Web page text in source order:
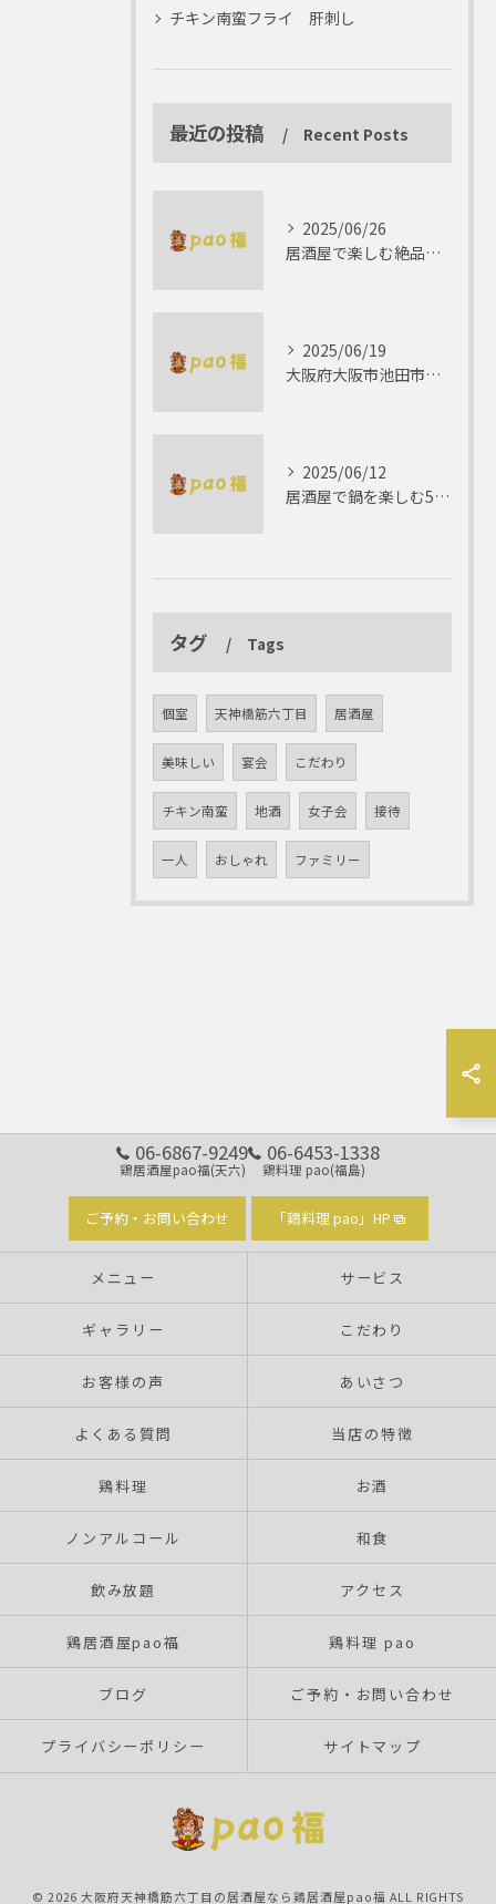
チキン南蛮フライ 肝刺し
最近の投稿 Recent Posts
2025/06/26
居酒屋で楽しむ絶品テリーヌの世界
2025/06/19
大阪府大阪市池田市で楽しむしゃぶしゃぶの魅力とは？
2025/06/12
居酒屋で鍋を楽しむ5つの理由 ゆったりとした時間を
タグ Tags
個室 天神橋筋六丁目 居酒屋
美味しい 宴会 こだわり
チキン南蛮 地酒 女子会 接待
一人 おしゃれ ファミリー
06-6867-9249
鶏居酒屋pao福(天六)
06-6453-1338
鶏料理 pao(福島)
ご予約・お問い合わせ 「鶏料理 pao」HP
メニュー サービス
ギャラリー こだわり
お客様の声 あいさつ
よくある質問 当店の特徴
鶏料理 お酒
ノンアルコール 和食
飲み放題 アクセス
鶏居酒屋pao福 鶏料理 pao
ブログ ご予約・お問い合わせ
プライバシーポリシー サイトマップ
© 2026 大阪府天神橋筋六丁目の居酒屋なら鶏居酒屋pao福 ALL RIGHTS